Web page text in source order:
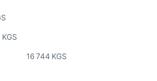
16 744 KGS